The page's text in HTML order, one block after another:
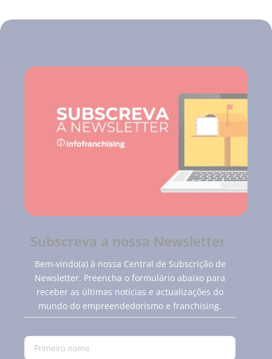
Subscreva a nossa Newsletter
Bem-vindo(a) à nossa Central de Subscrição de
Newsletter. Preencha o formulário abaixo para
receber as últimas notícias e actualizações do
mundo do empreendedorismo e franchising.